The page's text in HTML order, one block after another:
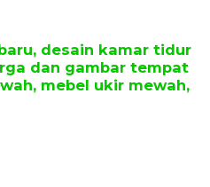
desain kamar tidur
dan gambar tempat
mebel ukir mewah,